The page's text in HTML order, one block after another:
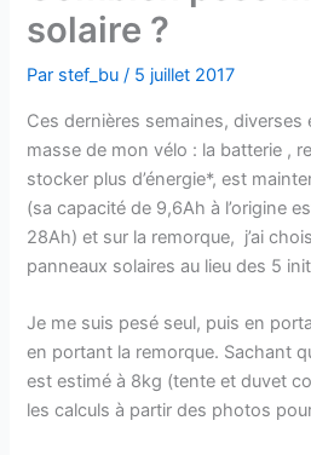
solaire ?
Par stef_bu/ 5 juillet 2017
Ces dernières semaines,
masse de mon vélo : la batterie ,
stocker plus d’énergie*, est
(sa capacité de 9,6Ah à l’origine
28Ah) et sur la remorque, j’ai
panneaux solaires au lieu des 5
Je me suis pesé seul, puis en
en portant la remorque. Sachant
est estimé à 8kg (tente et duvet
les calculs à partir des photos